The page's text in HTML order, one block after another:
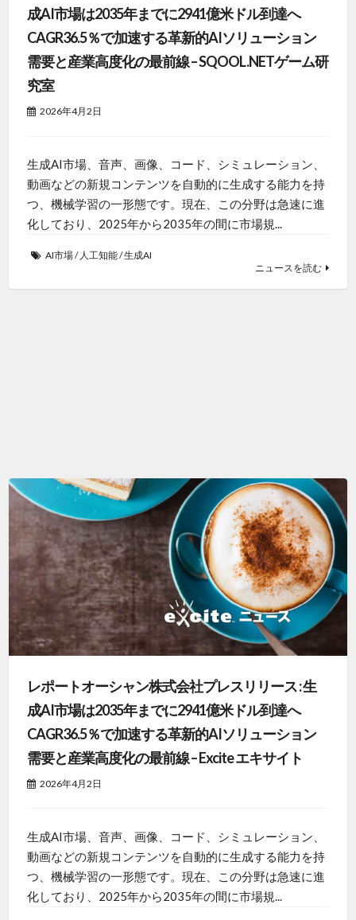
成AI市場は2035年までに2941億米ドル到達へ
CAGR36.5％で加速する革新的AIソリューション
需要と産業高度化の最前線 – SQOOL.NETゲーム研
究室
2026年4月2日
生成AI市場、音声、画像、コード、シミュレーション、
動画などの新規コンテンツを自動的に生成する能力を持
つ、機械学習の一形態です。現在、この分野は急速に進
化しており、2025年から2035年の間に市場規...
AI市場/ 人工知能/生成AI
ニュースを読む
レポートオーシャン株式会社プレスリリース : 生
成AI市場は2035年までに2941億米ドル到達へ
CAGR36.5％で加速する革新的AIソリューション
需要と産業高度化の最前線 – Excite エキサイト
2026年4月2日
生成AI市場、音声、画像、コード、シミュレーション、
動画などの新規コンテンツを自動的に生成する能力を持
つ、機械学習の一形態です。現在、この分野は急速に進
化しており、2025年から2035年の間に市場規...